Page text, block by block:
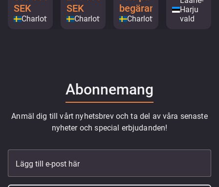
SEK
Charlottenberg
SEK
Charlottenberg
begäran
Charlottenberg
Harju
vald
Abonnemang
Anmäl dig till vårt nyhetsbrev och ta del av våra senaste
nyheter och special erbjudanden!
Lägg till e-post här